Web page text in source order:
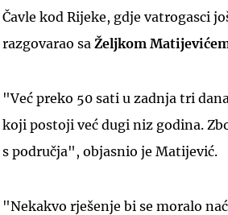
Čavle kod Rijeke, gdje vatrogasci
razgovarao sa Željkom
"Već preko 50 sati u zadnja tri
koji postoji već dugi niz godina.
s područja", objasnio je Matijević.
"Nekakvo rješenje bi se moralo